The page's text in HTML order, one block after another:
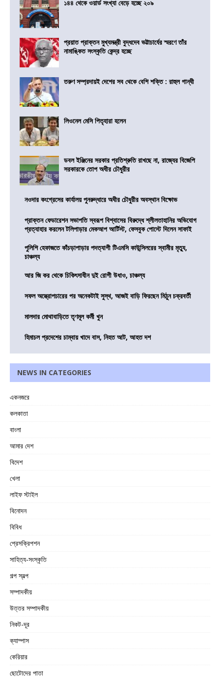
১৪৪ থেকে ওয়ার্ড সংখ্যা বেড়ে হচ্ছে ২০৯
প্রয়াত প্রাক্তন মুখ্যমন্ত্রী বুদ্ধদেব ভট্টাচার্যের স্মরণে তাঁর
নামাঙ্কিত সংস্কৃতি কেন্দ্র হচ্ছে
তরুণ সম্প্রদায়ই দেশের সব থেকে বেশি শক্তি : রাহুল গান্ধী
লিওনেল মেসি পিতৃহারা হলেন
ডবল ইঞ্জিনের সরকার প্রতিশ্রুতি রাখছে না, রাজ্যের বিজেপি
সরকারকে তোপ অধীর চৌধুরীর
নওদার কংগ্রেসের কার্যালয় পুনরুদ্ধারে অধীর চৌধুরীর অবস্থান বিক্ষোভ
প্রাক্তন ফেডারেশন সভাপতি স্বরূপ বিশ্বাসের বিরুদ্ধে শ্লীলতাহানির অভিযোগ
প্রত্যাহার করলেন টলিপাড়ার মেকআপ আর্টিস্ট, ফেসবুক পোস্টে দিলেন সাফাই
পুলিশি হেফাজতে কাঁচড়াপাড়ার পদত্যাগী টিএমসি কাউন্সিলরের স্বামীর মৃত্যু,
চাঞ্চল্য
আর জি কর থেকে চিকিৎসাধীন দুই রোগী উধাও, চাঞ্চল্য
সফল অস্ত্রোপচারের পর অনেকটাই সুস্থ, আজই বাড়ি ফিরছেন মিঠুন চক্রবর্তী
মালদার মোথাবাড়িতে তৃণমূল কর্মী খুন
হিমাচল প্রদেশের চাম্বায় খাদে বাস, নিহত আট, আহত দশ
NEWS IN CATEGORIES
একনজরে
কলকাতা
বাংলা
আমার দেশ
বিদেশ
খেলা
লাইফ স্টাইল
বিনোদন
বিবিধ
প্রেসক্রিপশন
সাহিত্য-সংস্কৃতি
গল্প স্বল্প
সম্পাদকীয়
উত্তর সম্পাদকীয়
নিকট-দূর
ক্যাম্পাস
কেরিয়ার
ছোটোদের পাতা